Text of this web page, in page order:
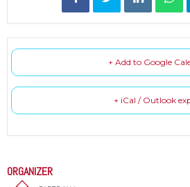
+ Add to Google
+ iCal / Outlook
ORGANIZER